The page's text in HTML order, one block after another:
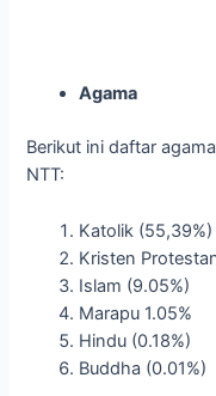
Agama
Berikut ini daftar
NTT:
Katolik (55,39%)
Kristen
Islam (9.05%)
Marapu 1.05%
Hindu (0.18%)
Buddha (0.01%)